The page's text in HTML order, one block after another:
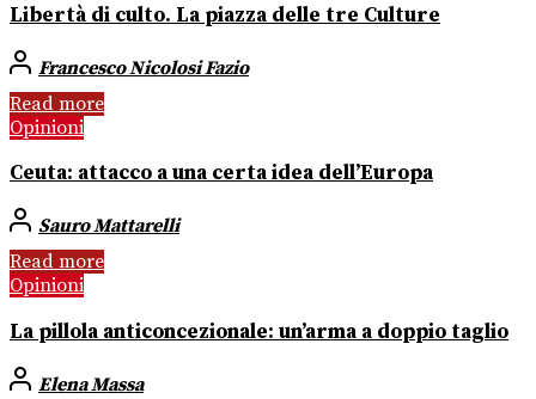
Libertà di culto. La piazza delle tre Culture
Francesco Nicolosi Fazio
Read more
Opinioni
Ceuta: attacco a una certa idea dell’Europa
Sauro Mattarelli
Read more
Opinioni
La pillola anticoncezionale: un’arma a doppio taglio
Elena Massa